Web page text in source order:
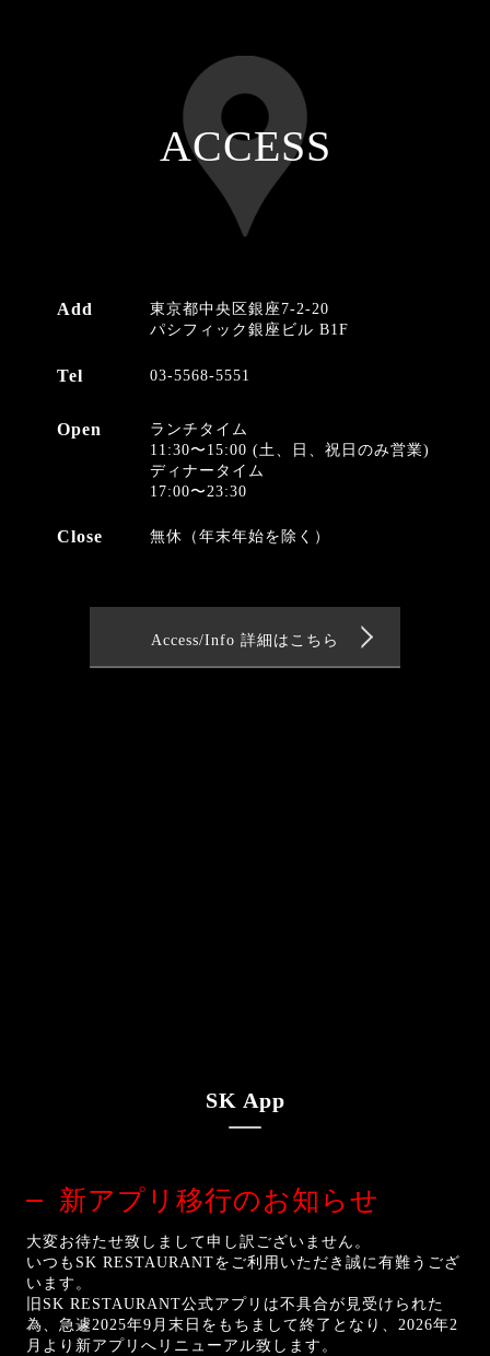
ACCESS
Add
東京都中央区銀座7-2-20
パシフィック銀座ビル B1F
Tel 03-5568-5551
Open
ランチタイム
11:30〜15:00 (土、日、祝日のみ営業)
ディナータイム
17:00〜23:30
Close 無休（年末年始を除く）
Access/Info 詳細はこちら
SK App
新アプリ移行のお知らせ
大変お待たせ致しまして申し訳ございません。
いつもSK RESTAURANTをご利用いただき誠に有難うござ
います。
旧SK RESTAURANT公式アプリは不具合が見受けられた
為、急遽2025年9月末日をもちまして終了となり、2026年2
月より新アプリへリニューアル致します。